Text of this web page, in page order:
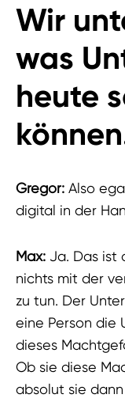
Wir
was
heute
Gregor: Also
digital in der
Max: Ja. Das ist
nichts mit der
zu tun. Der
eine Person die
dieses
Ob sie diese
absolut sie